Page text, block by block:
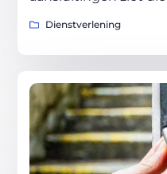
Dienstverlening